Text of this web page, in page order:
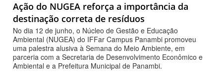
Ação do NUGEA reforça a importância da
destinação correta de resíduos
No dia 12 de junho, o Núcleo de Gestão e Educação
Ambiental (NUGEA) do IFFar Campus Panambi promoveu
uma palestra alusiva à Semana do Meio Ambiente, em
parceria com a Secretaria de Desenvolvimento Econômico e
Ambiental e a Prefeitura Municipal de Panambi.